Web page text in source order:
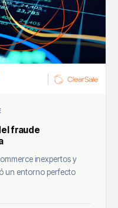
fraude
inexpertos y
un entorno perfecto